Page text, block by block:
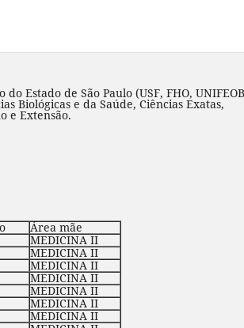
Estado de São Paulo (USF, FHO,
Biológicas e da Saúde, Ciências Exatas,
e Extensão.
Área mãe
MEDICINA II
MEDICINA II
MEDICINA II
MEDICINA II
MEDICINA II
MEDICINA II
MEDICINA II